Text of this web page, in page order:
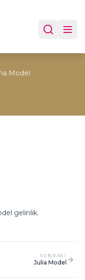
Model
gelinlik.
SONRAKI
Julia Model